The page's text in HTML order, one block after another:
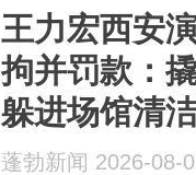
王力宏西安
拘并罚款：
躲进场馆清
入观众席就
蓬勃新闻 2026-08-